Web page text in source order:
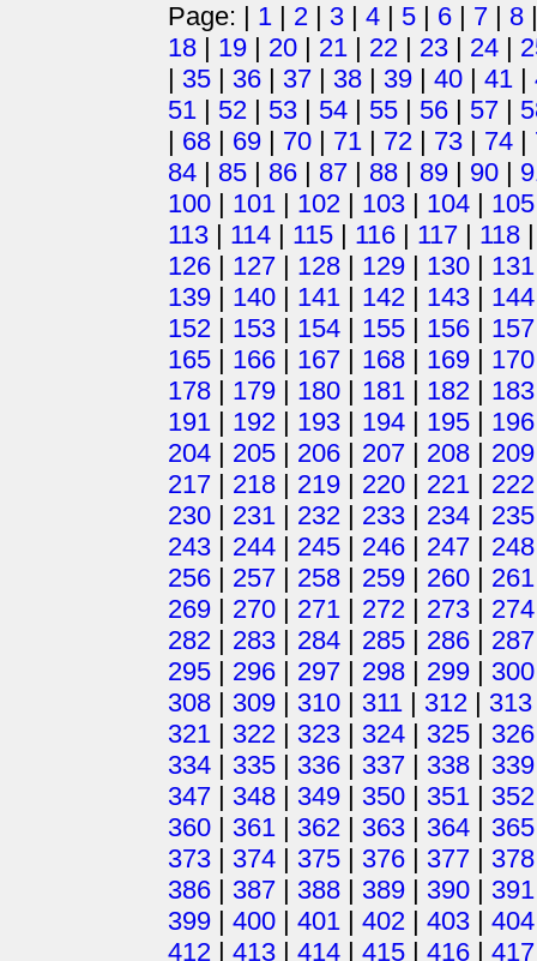
Page: | 1 | 2 | 3 | 4 | 5 | 6 | 7 | 8
18 | 19 | 20 | 21 | 22 | 23 | 24 |
| 35 | 36 | 37 | 38 | 39 | 40 | 41 |
51 | 52 | 53 | 54 | 55 | 56 | 57 |
| 68 | 69 | 70 | 71 | 72 | 73 | 74 |
84 | 85 | 86 | 87 | 88 | 89 | 90 |
100 | 101 | 102 | 103 | 104 | 105
113 | 114 | 115 | 116 | 117 | 118
126 | 127 | 128 | 129 | 130 | 131
139 | 140 | 141 | 142 | 143 | 144
152 | 153 | 154 | 155 | 156 | 157
165 | 166 | 167 | 168 | 169 | 170
178 | 179 | 180 | 181 | 182 | 183
191 | 192 | 193 | 194 | 195 | 196
204 | 205 | 206 | 207 | 208 | 209
217 | 218 | 219 | 220 | 221 | 222
230 | 231 | 232 | 233 | 234 | 235
243 | 244 | 245 | 246 | 247 | 248
256 | 257 | 258 | 259 | 260 | 261
269 | 270 | 271 | 272 | 273 | 274
282 | 283 | 284 | 285 | 286 | 287
295 | 296 | 297 | 298 | 299 | 300
308 | 309 | 310 | 311 | 312 | 313
321 | 322 | 323 | 324 | 325 | 326
334 | 335 | 336 | 337 | 338 | 339
347 | 348 | 349 | 350 | 351 | 352
360 | 361 | 362 | 363 | 364 | 365
373 | 374 | 375 | 376 | 377 | 378
386 | 387 | 388 | 389 | 390 | 391
399 | 400 | 401 | 402 | 403 | 404
412 | 413 | 414 | 415 | 416 | 417